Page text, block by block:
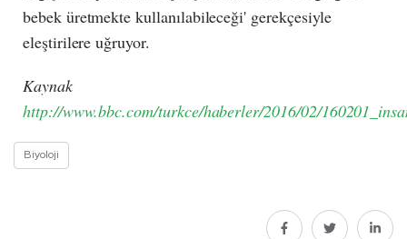
bebek üretmekte kullanılabileceği' gerekçesiyle
eleştirilere uğruyor.
Kaynak
http://www.bbc.com/turkce/haberler/2016/02/
Biyoloji